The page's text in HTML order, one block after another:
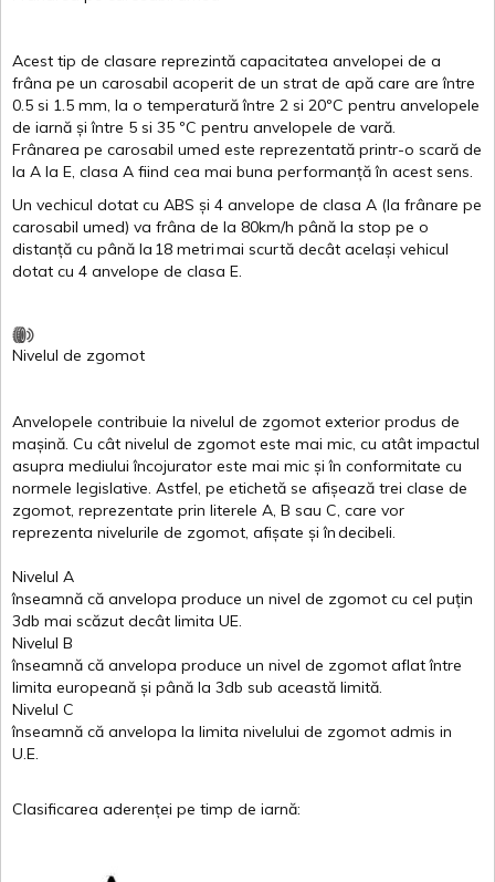
Acest tip de clasare reprezintă capacitatea anvelopei de a
frâna pe un carosabil acoperit de un strat de apă care areîntre
0.5 si 1.5 mm, la o temperatură între 2 si 20ºC pentru anvelopele
de iarnă și între 5 si 35 ºC pentru anvelopele de vară.
Frânarea pe carosabil umed este reprezentată printr-o scară de
la A la E, clasa A fiind cea mai buna performanță în acest sens.
Un vechicul dotat cu ABS și 4 anvelope de clasa A (la frânare pe
carosabil umed) va frâna de la 80km/h până la stop pe o
distanță cu până la 18 metrimai scurtă decât același vehicul
dotat cu 4 anvelope de clasa E.
Nivelul de zgomot
Anvelopele contribuie la nivelul de zgomot exterior produs de
mașină. Cu cât nivelul de zgomot este mai mic, cu atât impactul
asupra mediului încojurator este mai mic și în conformitate cu
normele legislative. Astfel, pe etichetă se afișează trei clase de
zgomot, reprezentate prin literele A, B sau C, care vor
reprezenta nivelurile de zgomot, afișate și îndecibeli.
Nivelul A
înseamnă că anvelopa produce un nivel de zgomot cu cel puțin
3db mai scăzut decât limita UE.
Nivelul B
înseamnă că anvelopa produce un nivel de zgomot aflat între
limita europeană și până la 3db sub această limită.
Nivelul C
înseamnă că anvelopa la limita nivelului de zgomot admis in
U.E.
Clasificarea aderenței pe timp de iarnă: